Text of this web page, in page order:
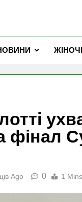
фінал
Ago 0 1 Mins